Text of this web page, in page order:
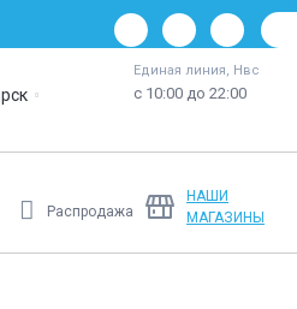
Единая линия, Нвс
с 10:00 до 22:00
Распродажа
НАШИ
МАГАЗИНЫ